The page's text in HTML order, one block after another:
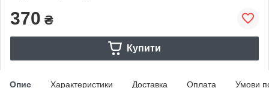
370 ₴
Купити
Опис Характеристики Доставка Оплата Умови